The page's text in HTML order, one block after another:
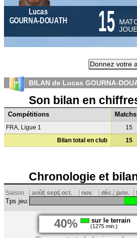
Lucas
GOURNA-DOUATH
15
Donnez votre
BILAN de Lucas GOURNA-
Son bilan en
Compétitions Matchs
FRA, Ligue 1 15
Bilan total en club
15
Chronologie et
Saison août sept.oct. nov. déc. janv.
Tps jeu:
40% sur le terrain
(1275 min.)